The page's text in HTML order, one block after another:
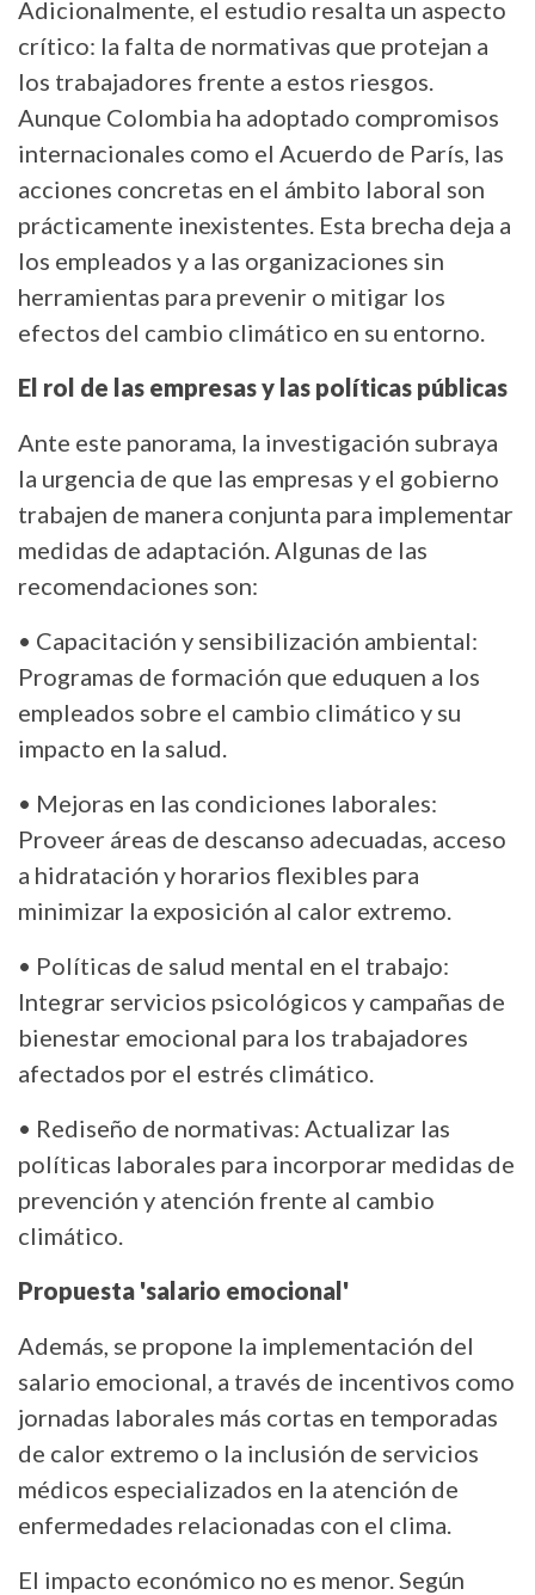
Adicionalmente, el estudio resalta un aspecto
crítico: la falta de normativas que protejan a
los trabajadores frente a estos riesgos.
Aunque Colombia ha adoptado compromisos
internacionales como el Acuerdo de París, las
acciones concretas en el ámbito laboral son
prácticamente inexistentes. Esta brecha deja a
los empleados y a las organizaciones sin
herramientas para prevenir o mitigar los
efectos del cambio climático en su entorno.
El rol de las empresas y las políticas públicas
Ante este panorama, la investigación subraya
la urgencia de que las empresas y el gobierno
trabajen de manera conjunta para implementar
medidas de adaptación. Algunas de las
recomendaciones son:
• Capacitación y sensibilización ambiental:
Programas de formación que eduquen a los
empleados sobre el cambio climático y su
impacto en la salud.
• Mejoras en las condiciones laborales:
Proveer áreas de descanso adecuadas, acceso
a hidratación y horarios flexibles para
minimizar la exposición al calor extremo.
• Políticas de salud mental en el trabajo:
Integrar servicios psicológicos y campañas de
bienestar emocional para los trabajadores
afectados por el estrés climático.
• Rediseño de normativas: Actualizar las
políticas laborales para incorporar medidas de
prevención y atención frente al cambio
climático.
Propuesta 'salario emocional'
Además, se propone la implementación del
salario emocional, a través de incentivos como
jornadas laborales más cortas en temporadas
de calor extremo o la inclusión de servicios
médicos especializados en la atención de
enfermedades relacionadas con el clima.
El impacto económico no es menor. Según